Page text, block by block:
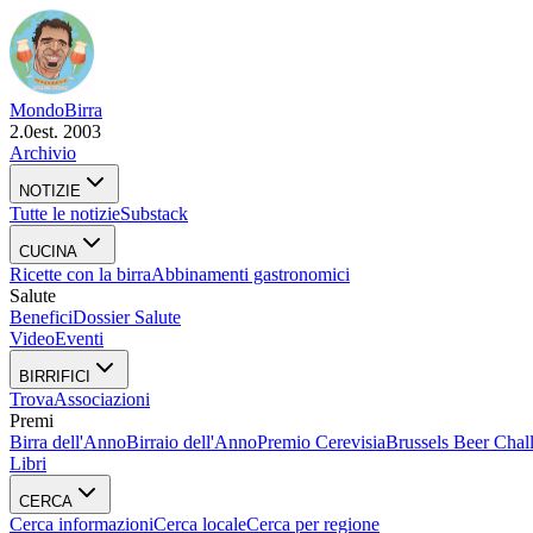
MondoBirra
2.0est. 2003
Archivio
NOTIZIE
Tutte le notizieSubstack
CUCINA
Ricette con la birraAbbinamenti gastronomici
Salute
BeneficiDossier Salute
VideoEventi
BIRRIFICI
TrovaAssociazioni
Premi
Birra dell'AnnoBirraio dell'AnnoPremio CerevisiaBrussels Beer
Libri
CERCA
Cerca informazioniCerca localeCerca per regione